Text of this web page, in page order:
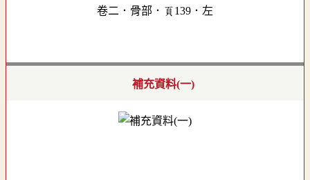
卷二．骨部．頁139．左
補充資料(一)